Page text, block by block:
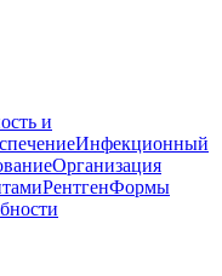
и
Инфекционный
Организация
РентгенФормы